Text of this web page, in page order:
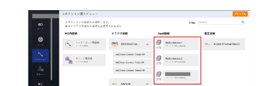
■ 基本構築ガイド
- クラウド / サーバー
- その他